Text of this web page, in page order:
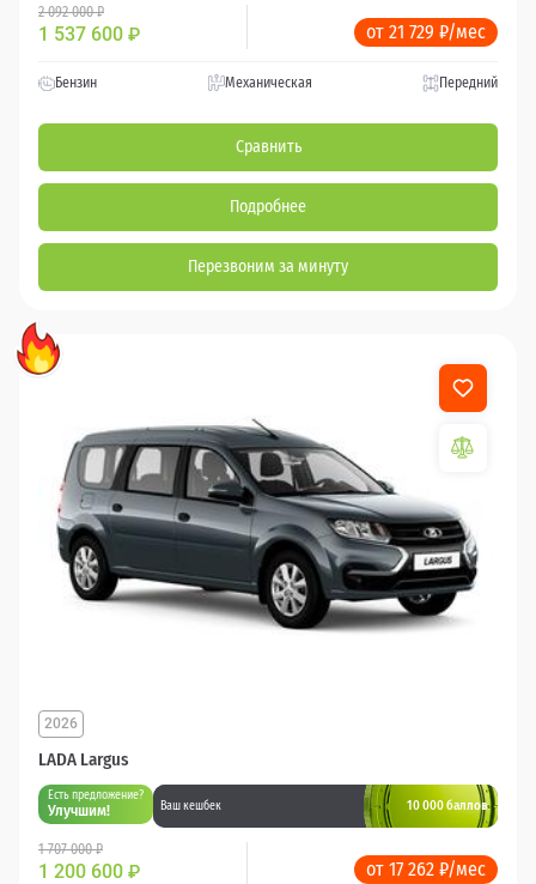
2 092 000 ₽
1 537 600 ₽ от 21 729 ₽/мес
Бензин Механическая Передний
Сравнить
Подробнее
Перезвоним за минуту
LADA Largus
2026
Есть предложение?
Улучшим! Ваш кешбек 10 000 баллов
1 707 000 ₽
1 200 600 ₽ от 17 262 ₽/мес